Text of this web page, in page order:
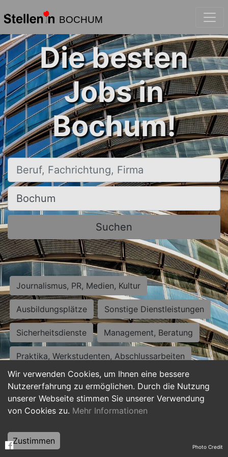
BOCHUM
Wir verwenden Cookies, um Ihnen eine bessere
Nutzererfahrung zu ermöglichen. Durch die Nutzung
unserer Webseite stimmen Sie unserer Verwendung
von Cookies zu. Mehr Informationen
Zustimmen
Die besten
Jobs in
Bochum!
Beruf, Fachrichtung, Firma
Ort, Stadt
Suchen
Journalismus, PR, Medien, Kultur
Ausbildungsplätze Sonstige Dienstleistungen
Sicherheitsdienste Management, Beratung
Praktika, Werkstudenten, Abschlussarbeiten
Personalwesen Assistenz, Sekretariat
Hilfskräfte, Aushilfs- und Nebenjobs
Weiterbildung, Studium, duale Ausbildung Photo Credit